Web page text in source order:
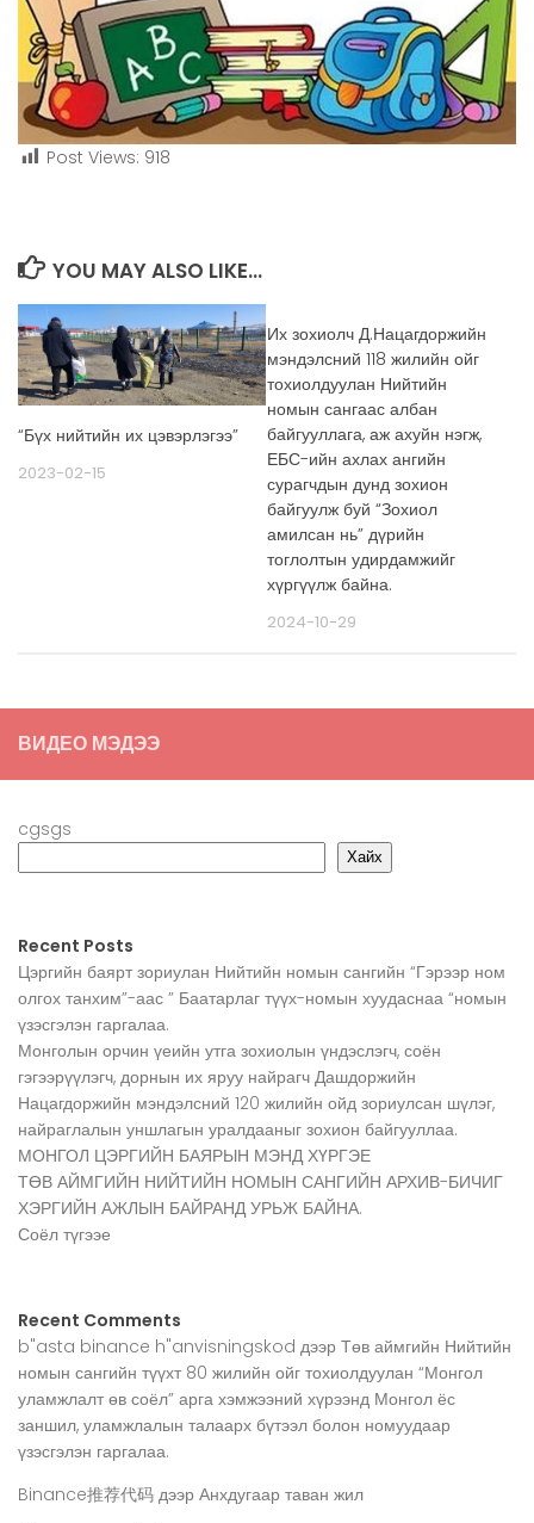
Post Views: 918
YOU MAY ALSO LIKE...
“Бүх нийтийн их цэвэрлэгээ”
2023-02-15
Их зохиолч Д.Нацагдоржийн
мэндэлсний 118 жилийн ойг
тохиолдуулан Нийтийн
номын сангаас албан
байгууллага, аж ахуйн нэгж,
ЕБС-ийн ахлах ангийн
сурагчдын дунд зохион
байгуулж буй “Зохиол
амилсан нь” дүрийн
тоглолтын удирдамжийг
хүргүүлж байна.
2024-10-29
ВИДЕО МЭДЭЭ
cgsgs
Хайх
Recent Posts
Цэргийн баярт зориулан Нийтийн номын сангийн “Гэрээр ном
олгох танхим”-аас ” Баатарлаг түүх-номын хуудаснаа “номын
үзэсгэлэн гаргалаа.
Монголын орчин үеийн утга зохиолын үндэслэгч, соён
гэгээрүүлэгч, дорнын их яруу найрагч Дашдоржийн
Нацагдоржийн мэндэлсний 120 жилийн ойд зориулсан шүлэг,
найраглалын уншлагын уралдааныг зохион байгууллаа.
МОНГОЛ ЦЭРГИЙН БАЯРЫН МЭНД ХҮРГЭЕ
ТӨВ АЙМГИЙН НИЙТИЙН НОМЫН САНГИЙН АРХИВ-БИЧИГ
ХЭРГИЙН АЖЛЫН БАЙРАНД УРЬЖ БАЙНА.
Соёл түгээе
Recent Comments
b"asta binance h"anvisningskod дээр Төв аймгийн Нийтийн
номын сангийн түүхт 80 жилийн ойг тохиолдуулан “Монгол
уламжлалт өв соёл” арга хэмжээний хүрээнд Монгол ёс
заншил, уламжлалын талаарх бүтээл болон номуудаар
үзэсгэлэн гаргалаа.
Binance推荐代码 дээр Анхдугаар таван жил